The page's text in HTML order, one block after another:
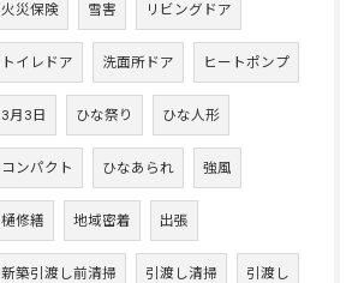
火災保険 雪害 リビングドア
トイレドア 洗面所ドア ヒートポンプ
3月3日 ひな祭り ひな人形
コンパクト ひなあられ 強風
樋修繕 地域密着 出張
新築引渡し前清掃 引渡し清掃 引渡し